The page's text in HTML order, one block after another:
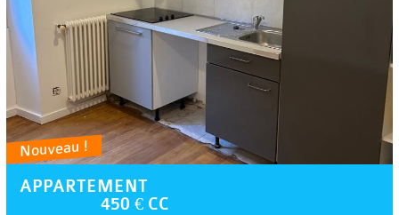
Nouveau !
APPARTEMENT
450 € CC